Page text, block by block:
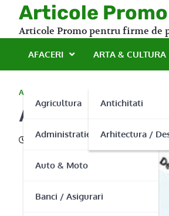
content
Articole
Articole Promo pentru firme de
AFACERI
Agricultura
Administratie Publica
Auto & Moto
Banci / Asigurari
ARTA & CULTURA
Antichitati
Arhitectura /
AFACERI
Alpin Air –
02/04/2013